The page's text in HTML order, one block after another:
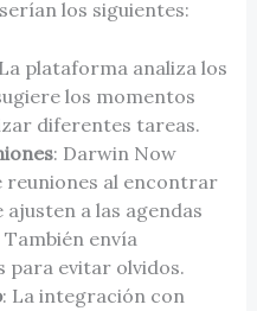
los siguientes:
plataforma analiza los
los momentos
diferentes tareas.
: Darwin Now
al encontrar
a las agendas
envía
evitar olvidos.
: La integración con